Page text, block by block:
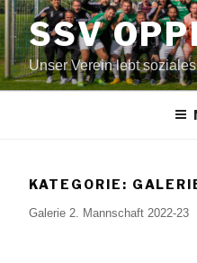
Zum
Inhalt
springenSSV
Unser Verein lebt
KATEGORIE:
Galerie 2. Mannschaft 2022-23